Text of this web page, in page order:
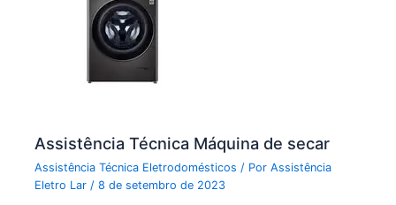
Assistência Técnica Máquina de secar
Assistência Técnica Eletrodomésticos / PorAssistência
Eletro Lar/8 de setembro de 2023